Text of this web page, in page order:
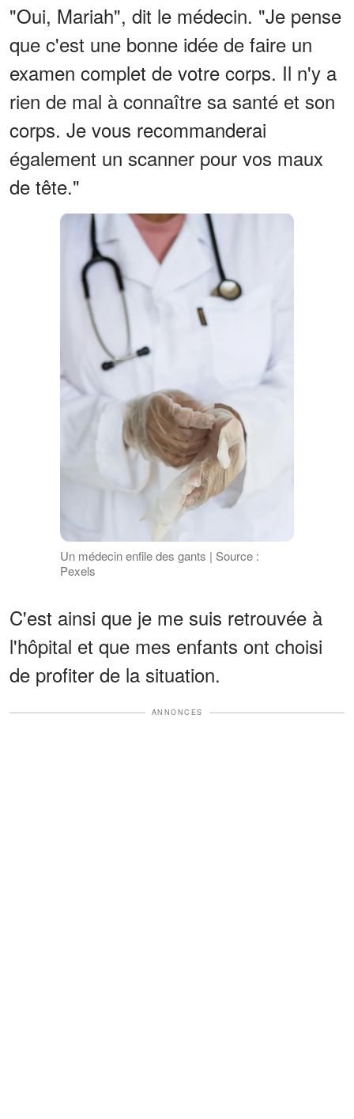
"Oui, Mariah", dit le médecin. "Je pense
que c'est une bonne idée de faire un
examen complet de votre corps. Il n'y a
rien de mal à connaître sa santé et son
corps. Je vous recommanderai
également un scanner pour vos maux
de tête."
Un médecin enfile des gants | Source :
Pexels
C'est ainsi que je me suis retrouvée à
l'hôpital et que mes enfants ont choisi
de profiter de la situation.
ANNONCES